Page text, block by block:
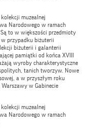
muzealnej
Narodowego w ramach
Są to w większości przedmioty
w przypadku biżuterii
biżuterii i galanterii
pamiątki od końca XVIII
wyroby charakterystyczne
tanich tworzyw. Nowe
a w przyszłym roku
w Gabinecie
muzealnej
Narodowego w ramach